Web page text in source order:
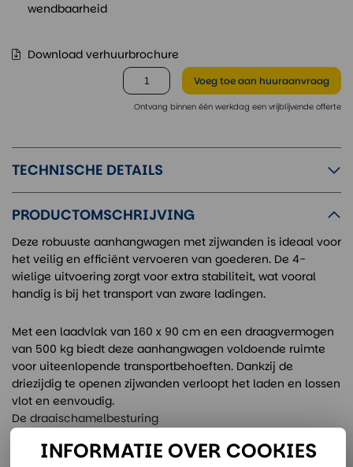
wendbaarheid
Download verhuurbrochure
Voeg toeaan huuraanvraag
Ontvang binnen één werkdag een vrijblijvende offerte
TECHNISCHE DETAILS
PRODUCTOMSCHRIJVING
Deze robuuste aanhangwagen met zijwanden is ideaal voor
het veilig en efficiënt vervoeren van goederen. De 4-
wielige uitvoering zorgt voor extra stabiliteit, wat vooral
handig is bij het transport van zware ladingen.
Met een laadvlak van 160 x 90 cm en een draagvermogen
van 500 kg biedt deze aanhangwagen voldoende ruimte
voor uiteenlopende transportbehoeften. Dankzij de
driezijdig te openen zijwanden verloopt het laden en lossen
vlot en eenvoudig.
De draaischamelbesturing
INFORMATIE OVER COOKIES